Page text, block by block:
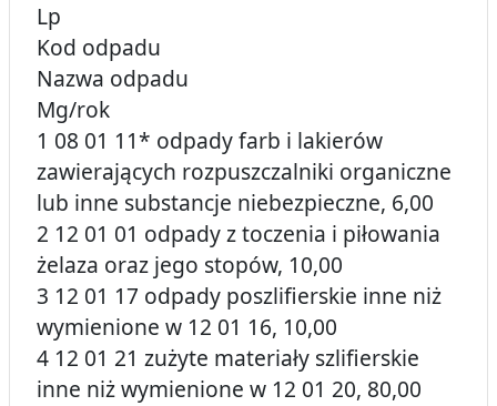
Lp
Kod odpadu
Nazwa odpadu
Mg/rok
1 08 01 11* odpady farb i lakierów
zawierających rozpuszczalniki organiczne
lub inne substancje niebezpieczne, 6,00
2 12 01 01 odpady z toczenia i piłowania
żelaza oraz jego stopów, 10,00
3 12 01 17 odpady poszlifierskie inne niż
wymienione w 12 01 16, 10,00
4 12 01 21 zużyte materiały szlifierskie
inne niż wymienione w 12 01 20, 80,00